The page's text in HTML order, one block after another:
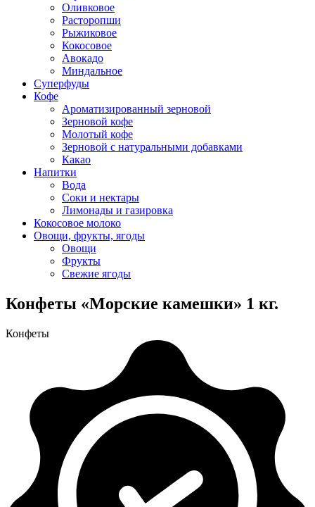
Оливковое
Расторопши
Рыжиковое
Кокосовое
Авокадо
Миндальное
Суперфуды
Кофе
Ароматизированный зерновой
Зерновой кофе
Молотый кофе
Зерновой с натуральными добавками
Какао
Напитки
Вода
Соки и нектары
Лимонады и газировка
Кокосовое молоко
Овощи, фрукты, ягоды
Овощи
Фрукты
Свежие ягоды
Конфеты «Морские камешки» 1 кг.
Конфеты